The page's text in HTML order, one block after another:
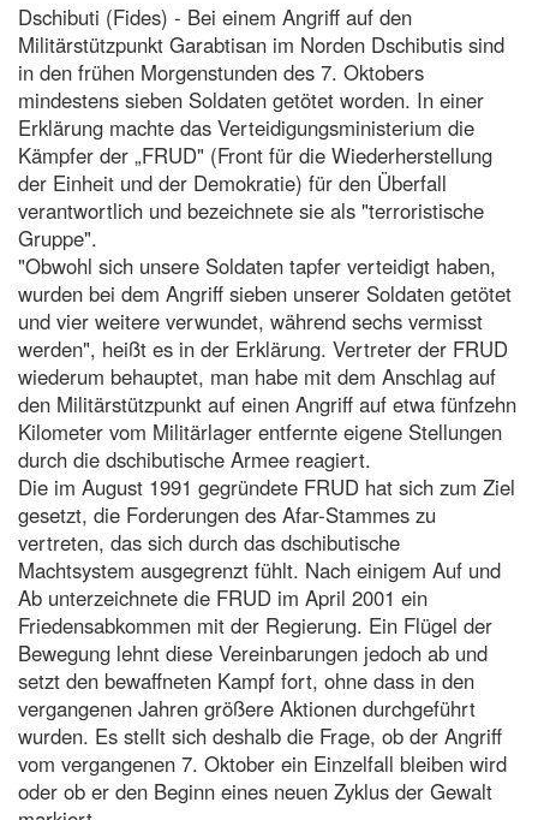
Dschibuti (Fides) - Bei einem Angriff auf den
Militärstützpunkt Garabtisan im Norden Dschibutis sind
in den frühen Morgenstunden des 7. Oktobers
mindestens sieben Soldaten getötet worden. In einer
Erklärung machte das Verteidigungsministerium die
Kämpfer der „FRUD" (Front für die Wiederherstellung
der Einheit und der Demokratie) für den Überfall
verantwortlich und bezeichnete sie als "terroristische
Gruppe".
"Obwohl sich unsere Soldaten tapfer verteidigt haben,
wurden bei dem Angriff sieben unserer Soldaten getötet
und vier weitere verwundet, während sechs vermisst
werden", heißt es in der Erklärung. Vertreter der FRUD
wiederum behauptet, man habe mit dem Anschlag auf
den Militärstützpunkt auf einen Angriff auf etwa fünfzehn
Kilometer vom Militärlager entfernte eigene Stellungen
durch die dschibutische Armee reagiert.
Die im August 1991 gegründete FRUD hat sich zum Ziel
gesetzt, die Forderungen des Afar-Stammes zu
vertreten, das sich durch das dschibutische
Machtsystem ausgegrenzt fühlt. Nach einigem Auf und
Ab unterzeichnete die FRUD im April 2001 ein
Friedensabkommen mit der Regierung. Ein Flügel der
Bewegung lehnt diese Vereinbarungen jedoch ab und
setzt den bewaffneten Kampf fort, ohne dass in den
vergangenen Jahren größere Aktionen durchgeführt
wurden. Es stellt sich deshalb die Frage, ob der Angriff
vom vergangenen 7. Oktober ein Einzelfall bleiben wird
oder ob er den Beginn eines neuen Zyklus der Gewalt